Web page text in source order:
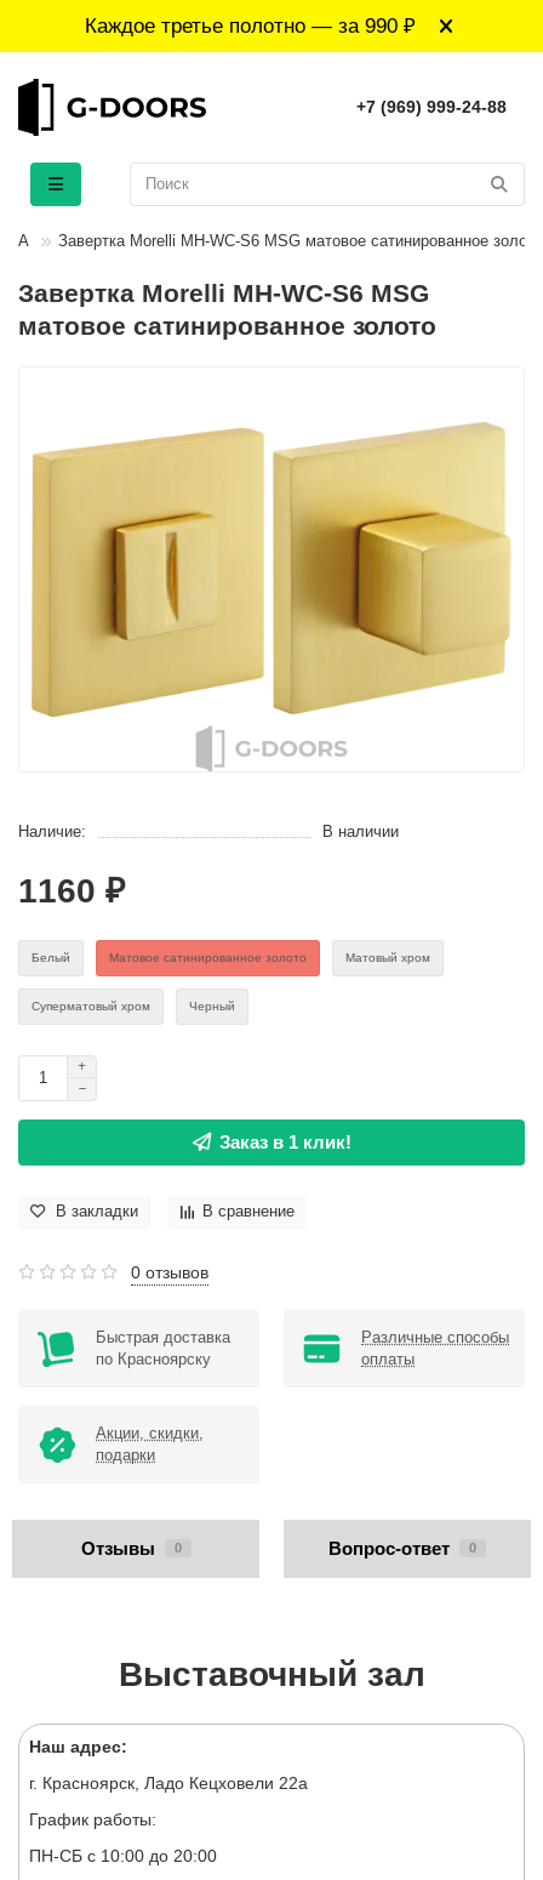
Каждое третье полотно — за 990 ₽
+7 (969) 999-24-88
Завертка Morelli MH-WC-S6 MSG матовое сатинированное золото
Завертка Morelli MH-WC-S6 MSG
матовое сатинированное золото
Наличие: В наличии
1160 ₽
Белый Матовое сатинированное золото Матовый хром
Суперматовый хром Черный
Заказ в 1 клик!
В закладки В сравнение
0 отзывов
Быстрая доставка
по Красноярску
Различные способы
оплаты
Акции, скидки,
подарки
Отзывы 0 Вопрос-ответ 0
Выставочный зал
Наш адрес:
г. Красноярск, Ладо Кецховели 22а
График работы:
ПН-СБ с 10:00 до 20:00